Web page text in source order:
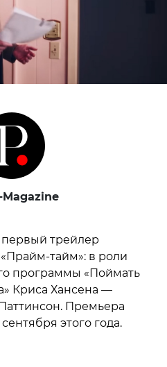
Magazine
трейлер
тайм»: в роли
программы «Поймать
Криса Хансена —
Премьера
этого года.